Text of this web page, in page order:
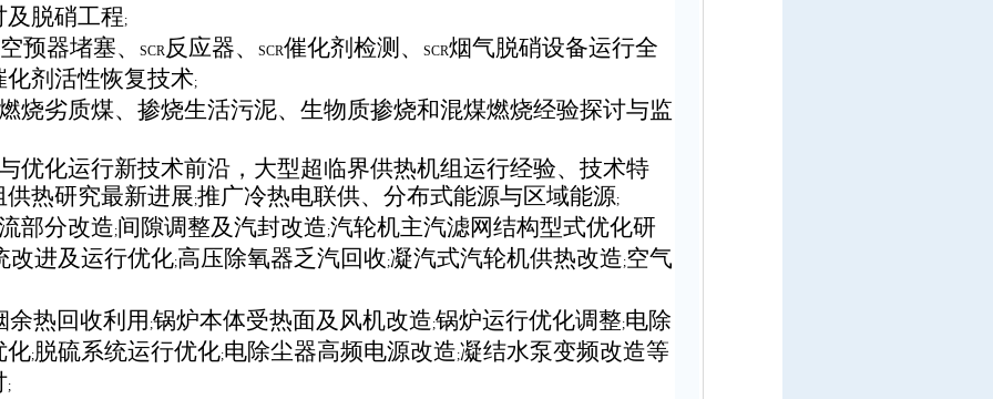
脱硝工程;
预器堵塞、 SCR反应器、 SCR催化剂检测、 SCR烟气脱硝设备运行全
剂活性恢复技术;
烧劣质煤、掺烧生活污泥、生物质掺烧和混煤燃烧经验探讨与监
优化运行新技术前沿，大型超临界供热机组运行经验、技术特
热研究最新进展;推广冷热电联供、分布式能源与区域能源;
部分改造;间隙调整及汽封改造;汽轮机主汽滤网结构型式优化研
改进及运行优化;高压除氧器乏汽回收;凝汽式汽轮机供热改造;空气
余热回收利用 ;锅炉本体受热面及风机改造;锅炉运行优化调整;电除
化;脱硫系统运行优化;电除尘器高频电源改造;凝结水泵变频改造等
;